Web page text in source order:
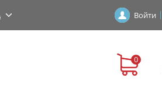
Войти